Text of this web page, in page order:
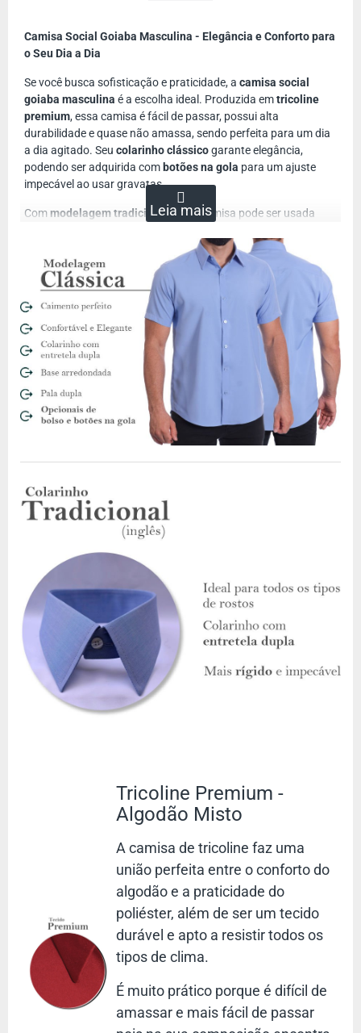
Camisa Social Goiaba Masculina - Elegância e Conforto para
o Seu Dia a Dia
Se você busca sofisticação e praticidade, a camisa social
goiaba masculina é a escolha ideal. Produzida emtricoline
premium, essa camisa é fácil de passar, possui alta
durabilidade e quase não amassa, sendo perfeita para um dia
a dia agitado. Seu colarinho clássicogarante elegância,
podendo ser adquirida com botões na gola para um ajuste
impecável ao usar gravatas.
Commodelagem tradicional, essa camisa pode ser usada
versatilidade para diversas ocasiões. O designliso e sem
detalhes excessivos
, com apenas o bordado discreto da
marca no peito, reforça um visual moderno e sofisticado.
Tamanhos e Medidas da Camisa Social Goiaba
Para garantir o ajuste perfeito, siga esta dica: pegue sua
camisa favorita e compare com nossa
tabela de medidas
utilizando uma
fita métrica ou régua
. Pequenas variações de
até1,5 cmsão normais. E caso precise trocar, oferecemos a
primeira troca gratuita
Social
Nosso tecido é uma combinação ideal de
, garantindo o equilíbrio entre conforto e praticidade:
Algodão: Proporciona toque macio e respirabilidade.
Poliéster:Aumenta a durabilidade e reduz o
amassamento.
Esse tipo de tecido, também conhecido comocetim de
algodão
, éleve, possui um caimento perfeito
para qualquer clima. Cada detalhe foi cuidadosamente
projetado, incluindo
costuras reforçadas com linhas nobres
gola no mesmo material da camisa
A versatilidade dessa camisa permite diversas combinações:
ou azul-marinho.
Casual elegante:Use comjeans oubermudae uma
camiseta branca por baixo.
Eventos especiais: Perfeita para
ocasiões importantes.
Independente do seu estilo, essa camisa é uma peça essencial
no guarda-roupas masculino.
Tricoline Premium -
Algodão Misto
A camisa de tricoline faz uma
união perfeita entre o conforto do
algodão e a praticidade do
poliéster, além de ser um tecido
durável e apto a resistir todos os
tipos de clima.
É muito prático porque é difícil de
amassar e mais fácil de passar